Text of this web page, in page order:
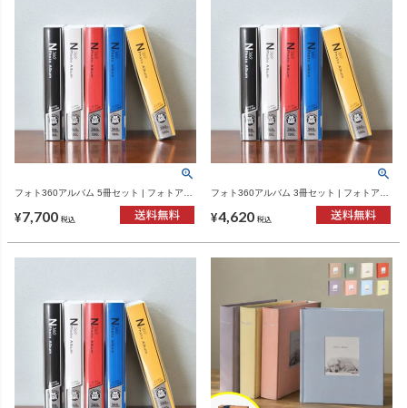
フォト360アルバム 5冊セット | フォトアル
¥7,700 税込
フォト360アルバム 3冊セット | フォトアル
¥4,620 税込